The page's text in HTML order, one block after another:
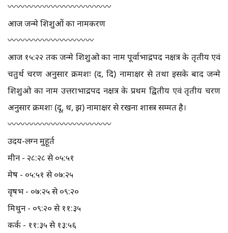
〰️〰️〰️〰️〰️〰️〰️〰️〰️〰️〰️〰️
आज जन्मे शिशुओं का नामकरण
〰️〰️〰️〰️〰️〰️〰️〰️〰️〰️
आज १५:२२ तक जन्मे शिशुओ का नाम पूर्वाभाद्रपद नक्षत्र के तृतीय एवं
चतुर्थ चरण अनुसार क्रमशः (द, दि) नामाक्षर से तथा इसके बाद जन्मे
शिशुओ का नाम उत्तराभाद्रपद नक्षत्र के प्रथम द्वितीय एवं तृतीय चरण
अनुसार क्रमशः (दू, थ, झ) नामाक्षर से रखना शास्त्र सम्मत है।
〰️〰️〰️〰️〰️〰️〰️〰️〰️〰️〰️〰️
उदय-लग्न मुहूर्त
मीन - २८:२८ से ०५:५१
मेष - ०५:५१ से ०७:२५
वृषभ - ०७:२५ से ०९:२०
मिथुन - ०९:२० से ११:३५
कर्क - ११:३५ से १३:५६